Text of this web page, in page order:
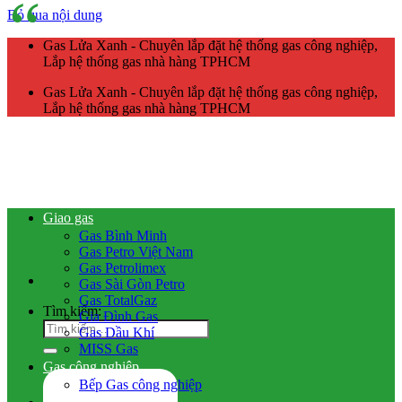
Bỏ qua nội dung
Gas Lửa Xanh - Chuyên lắp đặt hệ thống gas công nghiệp,
Lắp hệ thống gas nhà hàng TPHCM
Gas Lửa Xanh - Chuyên lắp đặt hệ thống gas công nghiệp,
Lắp hệ thống gas nhà hàng TPHCM
Tìm kiếm:
Giao gas
Gas Bình Minh
Gas Petro Việt Nam
Gas Petrolimex
Gas Sài Gòn Petro
Gas TotalGaz
Gia Đình Gas
Gas Dầu Khí
MISS Gas
Gas công nghiệp
Bếp Gas công nghiệp